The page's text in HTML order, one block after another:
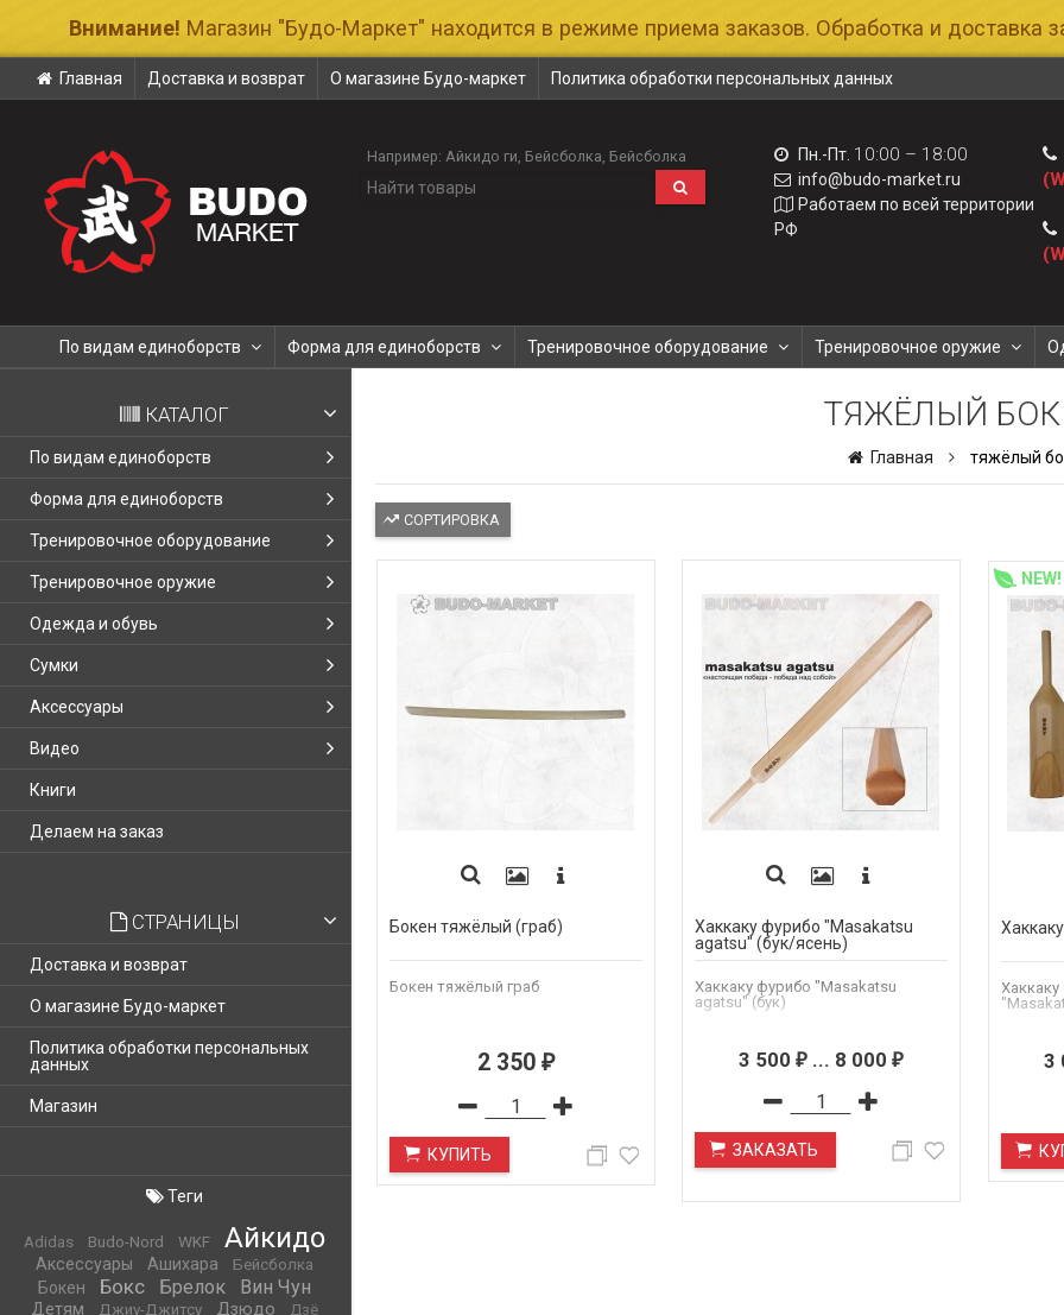
Внимание! Магазин "Будо-Маркет" находится в режиме приема заказов. Обработка и доставка
Главная Доставка и возврат О магазине Будо-маркет Политика обработки персональных данных
Например: Айкидо ги Бейсболка Бейсболка Пн.-Пт. 10:00 – 18:00
info@budo-market.ru
Работаем по всей территории
РФ
По видам единоборств Форма для единоборств Тренировочное оборудование Тренировочное оружие
КАТАЛОГ
По видам единоборств
Форма для единоборств
Тренировочное оборудование
Тренировочное оружие
Одежда и обувь
Сумки
Аксессуары
Видео
Книги
Делаем на заказ
СТРАНИЦЫ
Доставка и возврат
О магазине Будо-маркет
Политика обработки персональных
данных
Магазин
Теги
Adidas Budo-Nord WKF Айкидо
Аксессуары Ашихара Бейсболка
Бокен Бокс Брелок Вин Чун
Детям Джиу-Джитсу Дзюдо
Дзё
ТЯЖЁЛЫЙ
Главная тяжёлый
СОРТИРОВКА
Бокен тяжёлый (граб)
Бокен тяжёлый граб
2 350 ₽
КУПИТЬ
Хаккаку фурибо "Masakatsu
agatsu" (бук/ясень)
Хаккаку фурибо "Masakatsu
agatsu" (бук)
3 500 ₽... 8 000 ₽
ЗАКАЗАТЬ
NEW!
3